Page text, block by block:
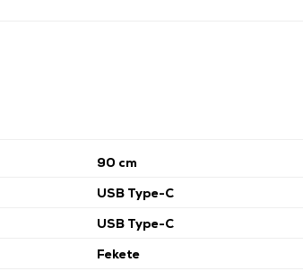
90 cm
USB Type-C
USB Type-C
Fekete